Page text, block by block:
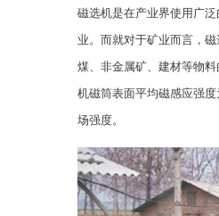
磁选机是在产业界使用广
业。而就对于矿业而言，
煤、非金属矿、建材等物
机磁筒表面平均磁感应强
场强度。